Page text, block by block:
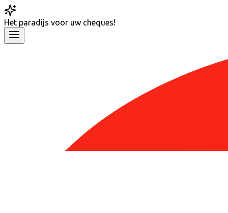
Het paradijs voor uw cheques!